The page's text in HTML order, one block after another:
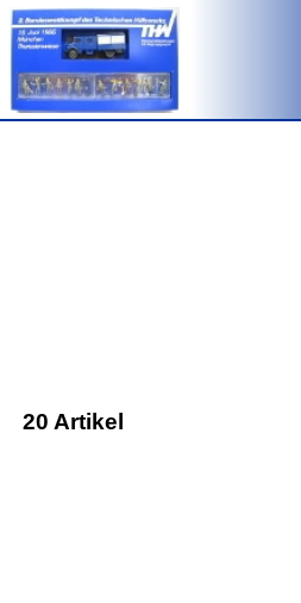
20 Artikel